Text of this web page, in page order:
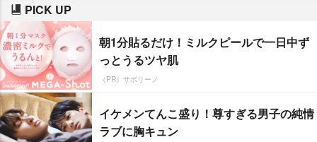
PICK UP
朝1分貼るだけ！ミルクピールで一日中ず
っとうるツヤ肌
（PR）サボリーノ
イケメンてんこ盛り！尊すぎる男子の純情
ラブに胸キュン